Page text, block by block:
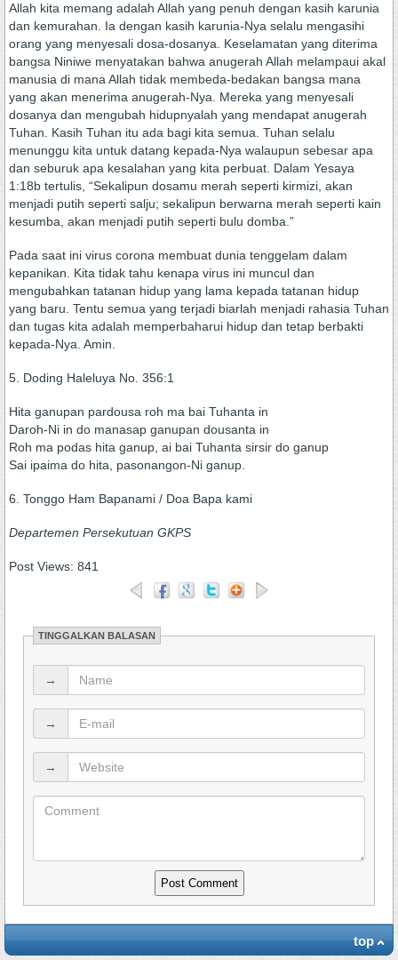
Allah kita memang adalah Allah yang penuh dengan kasih karunia
dan kemurahan. Ia dengan kasih karunia-Nya selalu mengasihi
orang yang menyesali dosa-dosanya. Keselamatan yang diterima
bangsa Niniwe menyatakan bahwa anugerah Allah melampaui akal
manusia di mana Allah tidak membeda-bedakan bangsa mana
yang akan menerima anugerah-Nya. Mereka yang menyesali
dosanya dan mengubah hidupnyalah yang mendapat anugerah
Tuhan. Kasih Tuhan itu ada bagi kita semua. Tuhan selalu
menunggu kita untuk datang kepada-Nya walaupun sebesar apa
dan seburuk apa kesalahan yang kita perbuat. Dalam Yesaya
1:18b tertulis, “Sekalipun dosamu merah seperti kirmizi, akan
menjadi putih seperti salju; sekalipun berwarna merah seperti kain
kesumba, akan menjadi putih seperti bulu domba.”
Pada saat ini virus corona membuat dunia tenggelam dalam
kepanikan. Kita tidak tahu kenapa virus ini muncul dan
mengubahkan tatanan hidup yang lama kepada tatanan hidup
yang baru. Tentu semua yang terjadi biarlah menjadi rahasia Tuhan
dan tugas kita adalah memperbaharui hidup dan tetap berbakti
kepada-Nya. Amin.
5. Doding Haleluya No. 356:1
Hita ganupan pardousa roh ma bai Tuhanta in
Daroh-Ni in do manasap ganupan dousanta in
Roh ma podas hita ganup, ai bai Tuhanta sirsir do ganup
Sai ipaima do hita, pasonangon-Ni ganup.
6. Tonggo Ham Bapanami / Doa Bapa kami
Departemen Persekutuan GKPS
Post Views: 841
TINGGALKAN BALASAN
→
→
→
top